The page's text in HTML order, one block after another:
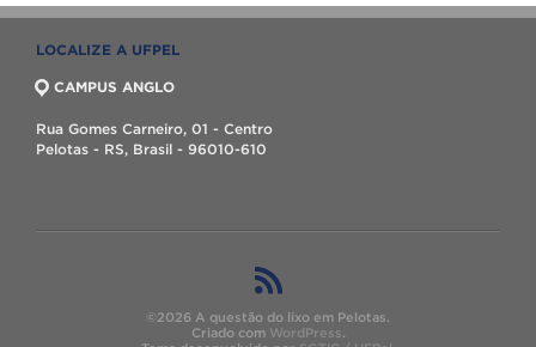
LOCALIZE A UFPEL
CAMPUS ANGLO
Rua Gomes Carneiro, 01 - Centro
Pelotas - RS, Brasil - 96010-610
©2026 A questão do lixo em Pelotas.
Criado com WordPress.